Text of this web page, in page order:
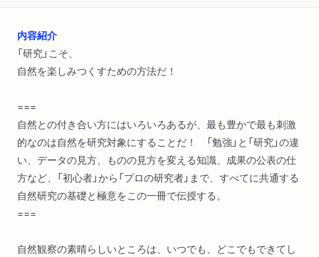
内容紹介
「研究」こそ、
自然を楽しみつくすための方法だ！
===
自然との付き合い方にはいろいろあるが、最も豊かで最も刺激
的なのは自然を研究対象にすることだ！ 「勉強」と「研究」の違
い、データの見方、ものの見方を変える知識、成果の公表の仕
方など、「初心者」から「プロの研究者」まで、すべてに共通する
自然研究の基礎と極意をこの一冊で伝授する。
===
自然観察の素晴らしいところは、いつでも、どこでもできてし